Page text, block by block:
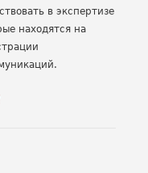
в экспертизе
находятся на